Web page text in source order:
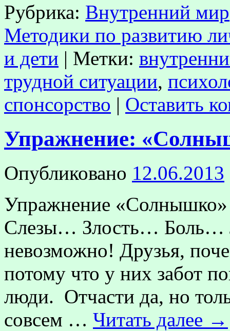
Рубрика: Внутренний мир
Методики по развитию
и дети | Метки:
трудной ситуации,
спонсорство | Оставить
Упражнение:
Опубликовано 12.06.2013
Упражнение
Слезы… Злость… Боль…
невозможно! Друзья,
потому что у них забот
люди. Отчасти да, но
совсем … Читать далее →